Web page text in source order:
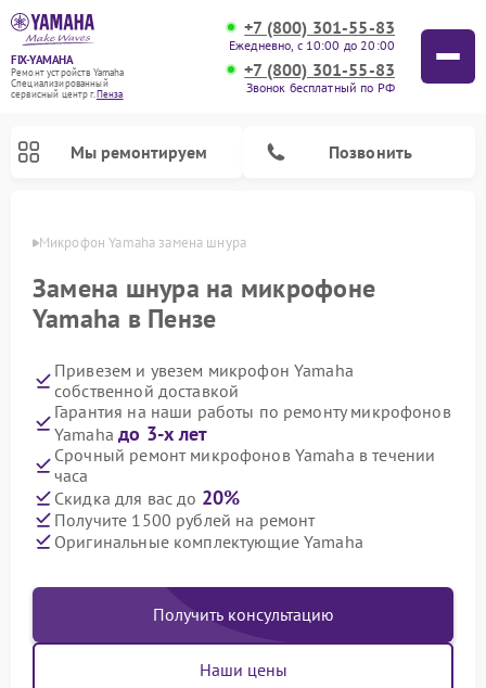
FIX-YAMAHA
Ремонт устройств Yamaha
Специализированный
cервисный центр г.Пенза
+7 (800) 301-55-83
Ежедневно, с 10:00 до 20:00
+7 (800) 301-55-83
Звонок бесплатный по РФ
Мы ремонтируем Позвонить
Микрофон Yamaha замена шнура
Замена шнура на микрофоне
Yamaha в Пензе
Привезем и увезем микрофон Yamaha
собственной доставкой
Гарантия на наши работы по ремонту микрофонов
Yamahaдо 3-х лет
Срочный ремонт микрофонов Yamaha в течении
часа
Скидка для вас до 20%
Получите 1500 рублей на ремонт
Оригинальные комплектующие Yamaha
Получить консультацию
Наши цены